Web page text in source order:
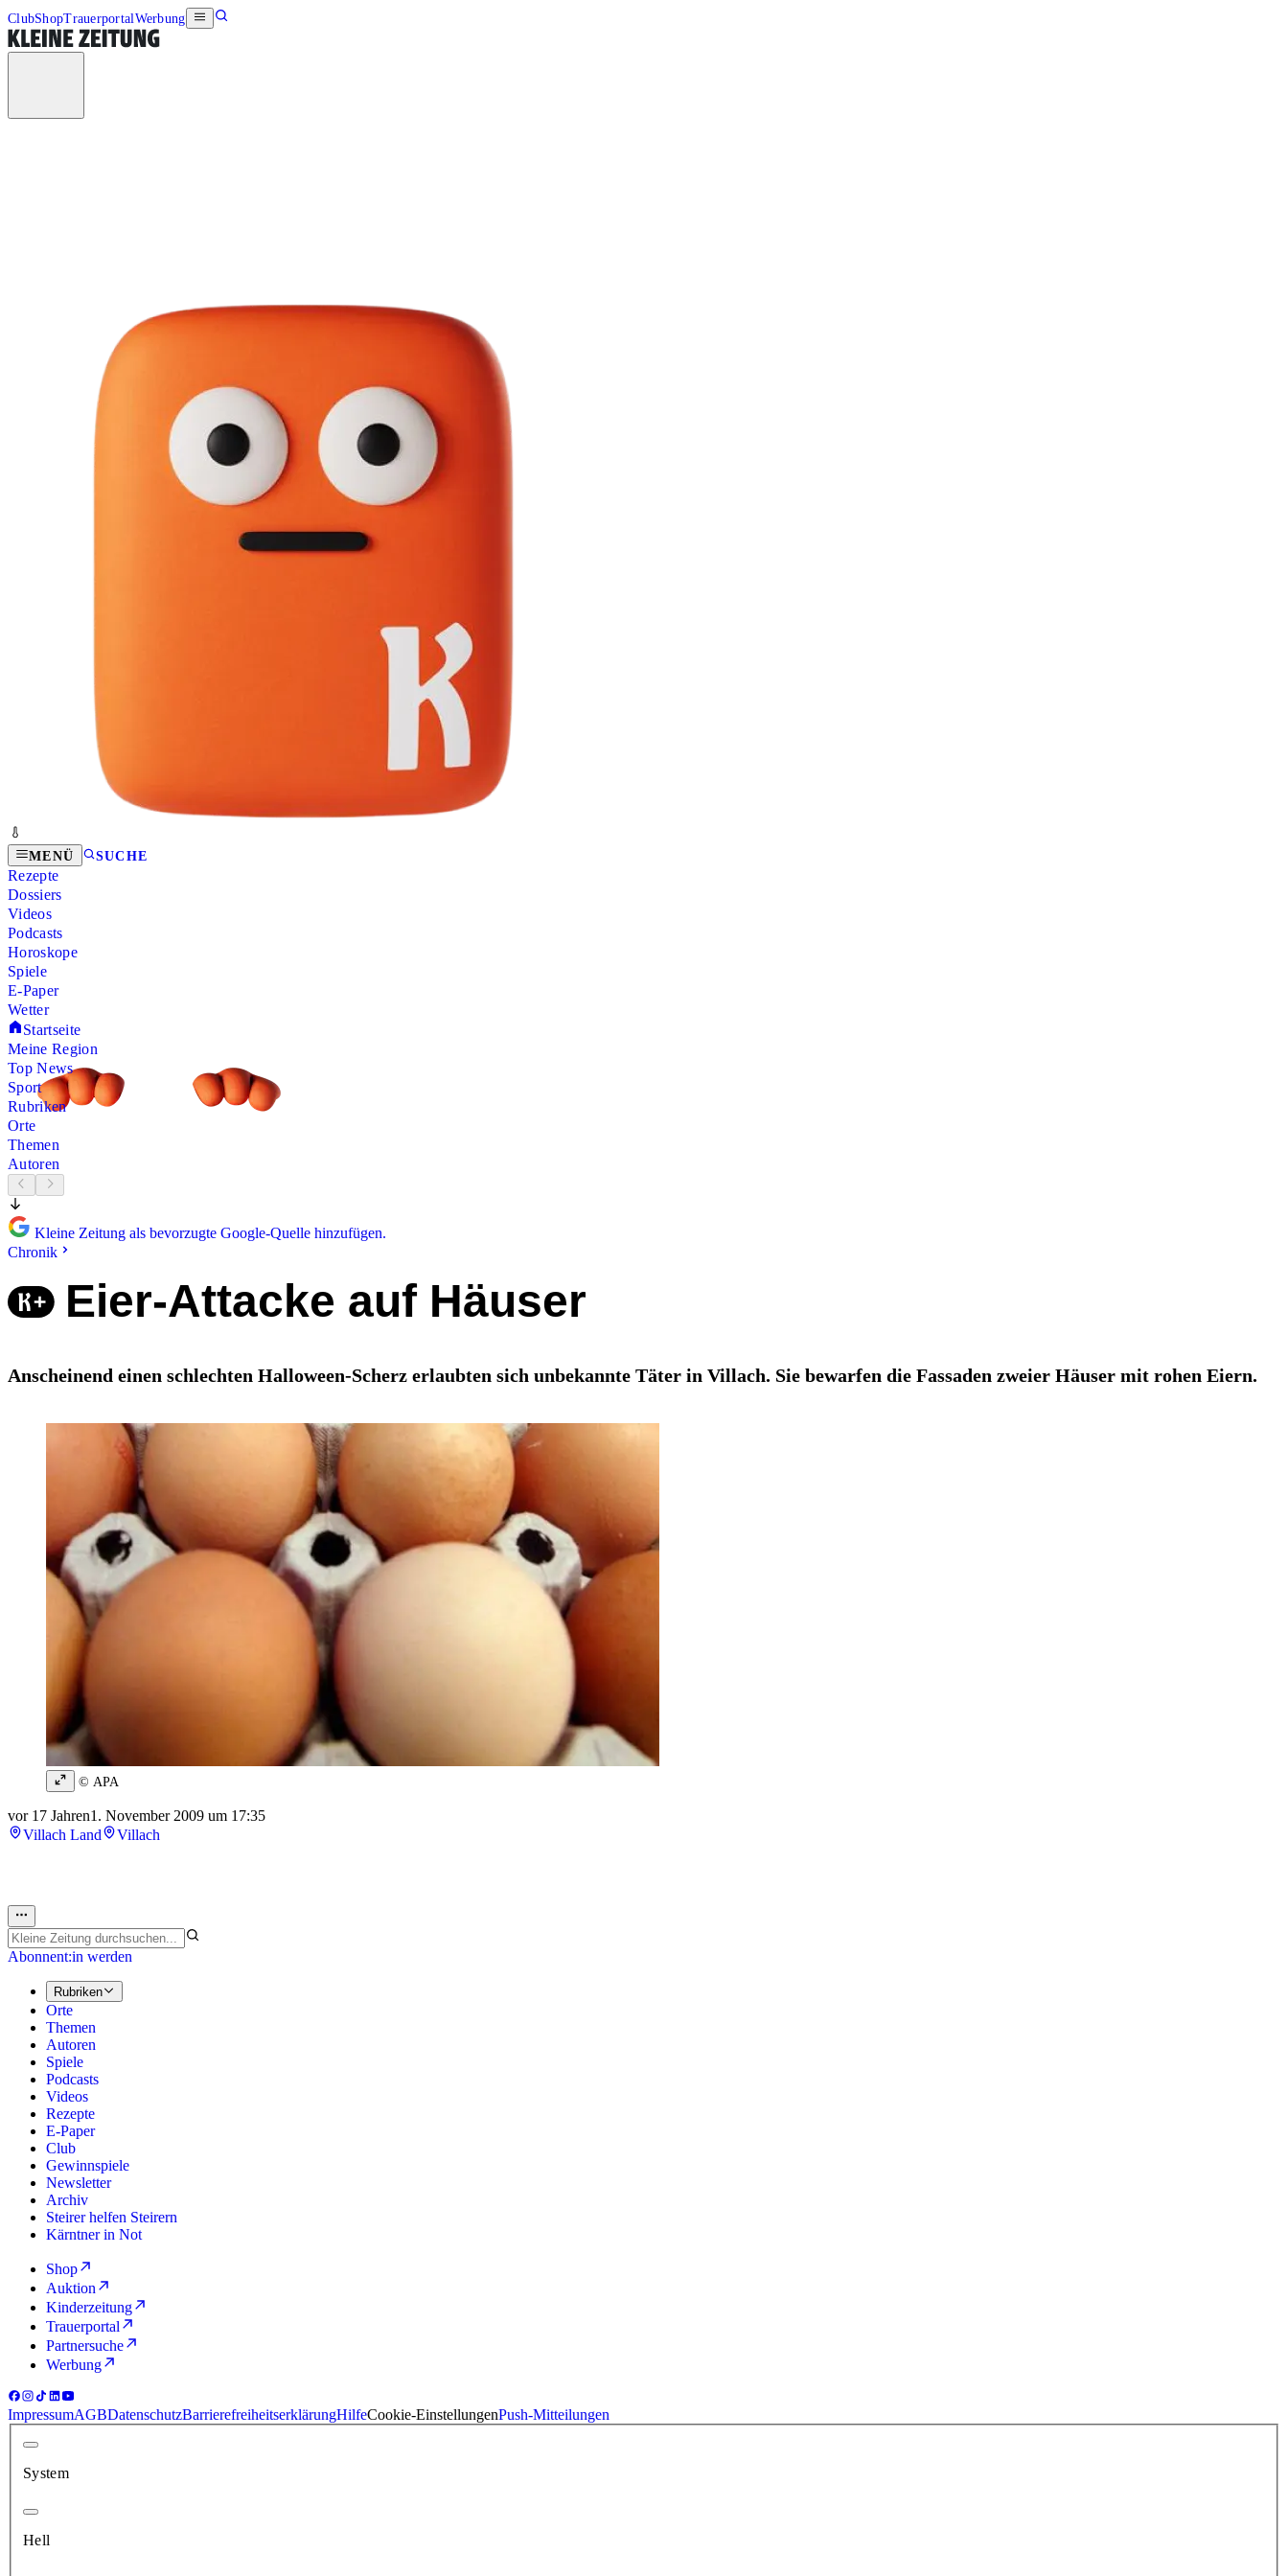
ClubShopTrauerportalWerbung
MENÜ SUCHE
Rezepte
Dossiers
Videos
Podcasts
Horoskope
Spiele
E-Paper
Wetter
Startseite
Meine Region
Top News
Sport
Rubriken
Orte
Themen
Autoren
Kleine Zeitung als bevorzugte Google-Quelle hinzufügen.
Chronik
Eier-Attacke auf Häuser
Anscheinend einen schlechten Halloween-Scherz erlaubten sich unbekannte Täter in Villach. Sie bewarfen die Fassaden zweier Häuser mit rohen Eiern.
© APA
vor 17 Jahren1. November 2009 um 17:35
Villach Land
Villach
Abonnent:in werden
Rubriken
Orte
Themen
Autoren
Spiele
Podcasts
Videos
Rezepte
E-Paper
Club
Gewinnspiele
Newsletter
Archiv
Steirer helfen Steirern
Kärntner in Not
Shop
Auktion
Kinderzeitung
Trauerportal
Partnersuche
Werbung
ImpressumAGBDatenschutzBarrierefreiheitserklärungHilfeCookie-EinstellungenPush-Mitteilungen
System
Hell